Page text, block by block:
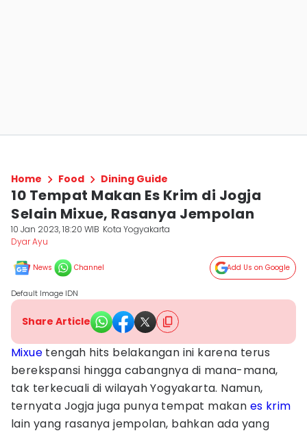
Home Food Dining Guide
10 Tempat Makan Es Krim di Jogja
Selain Mixue, Rasanya Jempolan
10 Jan 2023, 18:20 WIB Kota Yogyakarta
Dyar Ayu
News Channel Add Us on Google
Default Image IDN
Share Article
Mixue tengah hits belakangan ini karena terus
berekspansi hingga cabangnya di mana-mana,
tak terkecuali di wilayah Yogyakarta. Namun,
ternyata Jogja juga punya tempat makan es krim
lain yang rasanya jempolan, bahkan ada yang